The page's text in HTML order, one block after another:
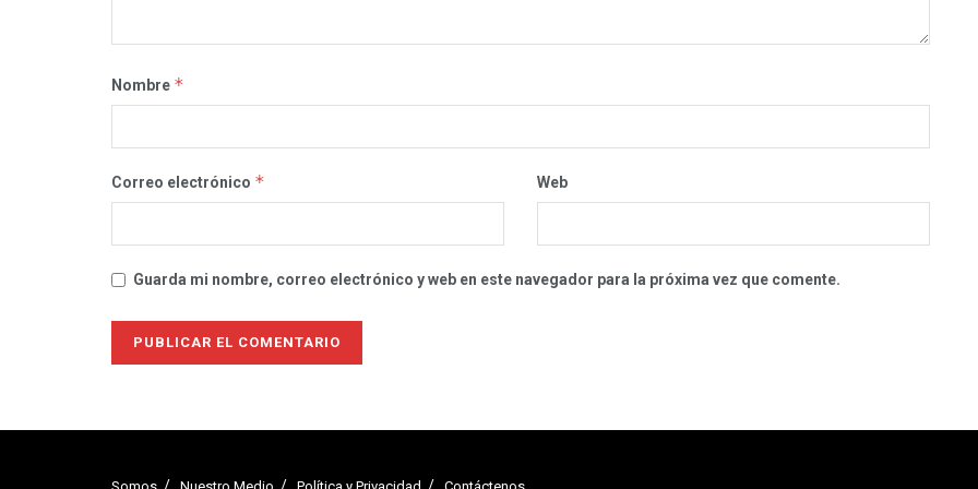
Nombre *
Correo electrónico * Web
Guarda mi nombre, correo electrónico y web en este navegador para la próxima vez que comente.